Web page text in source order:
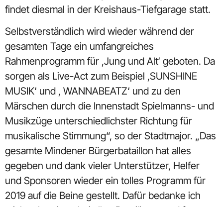
findet diesmal in der Kreishaus-Tiefgarage statt.
Selbstverständlich wird wieder während der
gesamten Tage ein umfangreiches
Rahmenprogramm für ,Jung und Alt‘ geboten. Da
sorgen als Live-Act zum Beispiel ,SUNSHINE
MUSIK‘ und , WANNABEATZ‘ und zu den
Märschen durch die Innenstadt Spielmanns- und
Musikzüge unterschiedlichster Richtung für
musikalische Stimmung“, so der Stadtmajor. „Das
gesamte Mindener Bürgerbataillon hat alles
gegeben und dank vieler Unterstützer, Helfer
und Sponsoren wieder ein tolles Programm für
2019 auf die Beine gestellt. Dafür bedanke ich